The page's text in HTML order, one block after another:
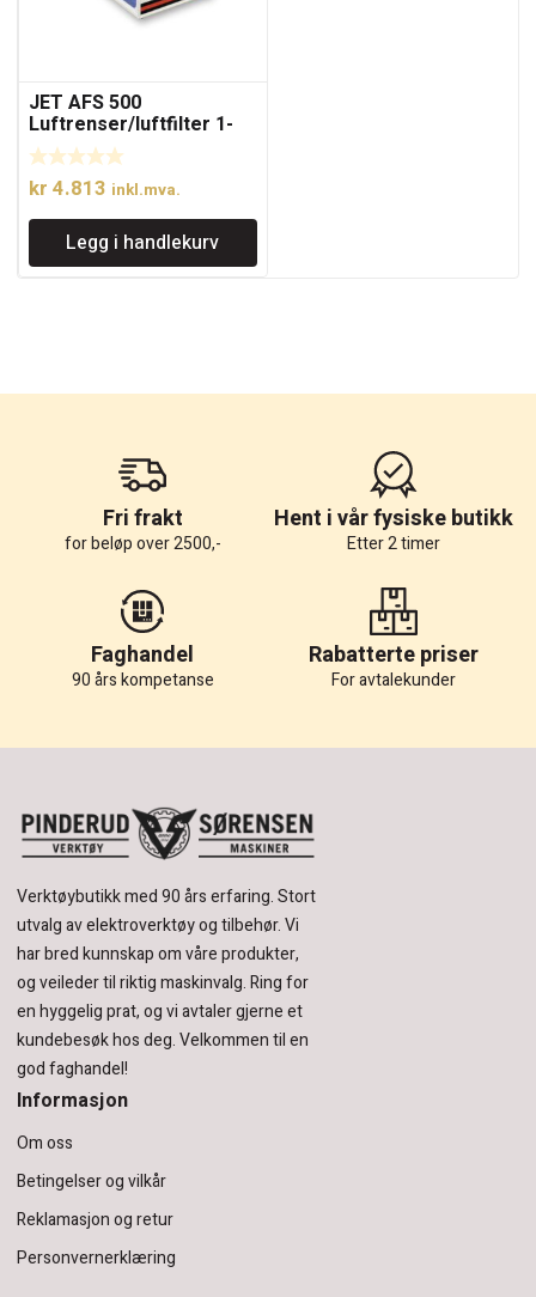
JET AFS 500
Luftrenser/luftfilter 1-
fase
kr 4.813 inkl.mva.
Legg i handlekurv
Fri frakt
for beløp over 2500,-
Hent i vår fysiske butikk
Etter 2 timer
Faghandel
90 års kompetanse
Rabatterte priser
For avtalekunder
Verktøybutikk med 90 års erfaring.Stort
utvalg av elektroverktøy og tilbehør.Vi
har bred kunnskap om våre produkter,
og veileder til riktig maskinvalg. Ring for
en hyggelig prat, og vi avtaler gjerne et
kundebesøk hos deg.Velkommen til en
god faghandel!
Informasjon
Om oss
Betingelser og vilkår
Reklamasjon og retur
Personvernerklæring